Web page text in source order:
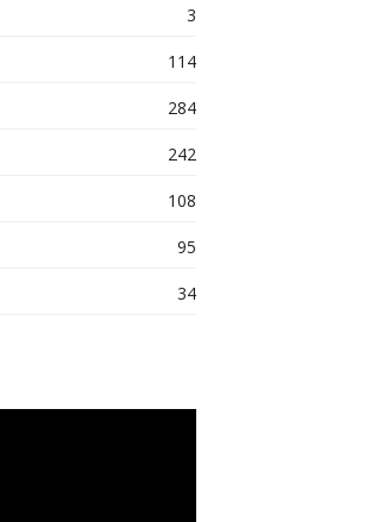
3
114
284
242
108
95
34